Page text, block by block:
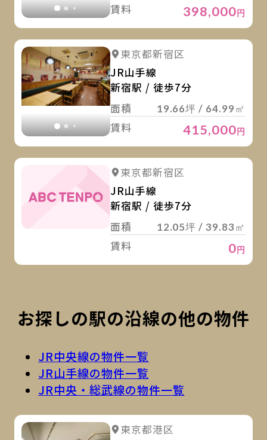
賃料 398,000円
詳細を見る
東京都新宿区
JR山手線
新宿駅 / 徒歩7分
面積
19.66坪 / 64.99㎡
賃料 415,000円
東京都新宿区
JR山手線
新宿駅 / 徒歩7分
面積
12.05坪 / 39.83㎡
賃料 0円
お探しの駅の沿線の他の物件
JR中央線の物件一覧
JR山手線の物件一覧
JR中央・総武線の物件一覧
詳細を見る
東京都港区